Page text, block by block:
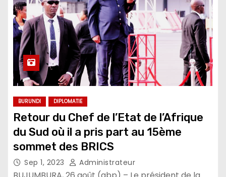
BURUNDI DIPLOMATIE
Retour du Chef de l’Etat de l’Afrique
du Sud où il a pris part au 15ème
sommet des BRICS
Sep 1, 2023 Administrateur